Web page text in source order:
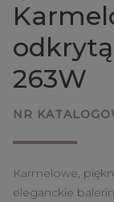
263W
NR
Karmelowe,
eleganckie